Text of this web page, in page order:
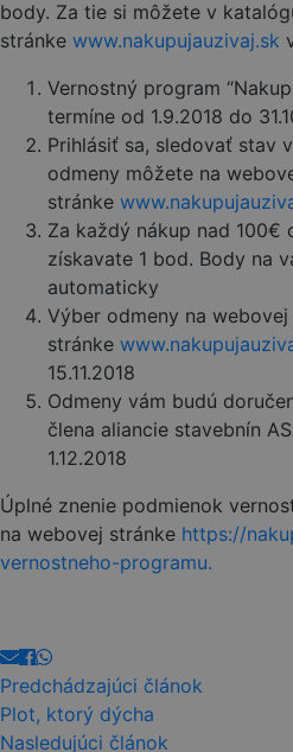
body. Za tie si môžete v
stránke www.nakupujauzivaj.sk
Vernostný program
termíne od 1.9.2018 do
Prihlásiť sa, sledovať stav
odmeny môžete na
stránke
Za každý nákup nad
získavate 1 bod. Body na
automaticky
Výber odmeny na webovej
stránke
15.11.2018
Odmeny vám budú
člena aliancie stavebnín
1.12.2018
Úplné znenie podmienok
na webovej stránke https://
vernostneho-programu.
Predchádzajúci článok
Plot, ktorý dýcha
Nasledujúci článok